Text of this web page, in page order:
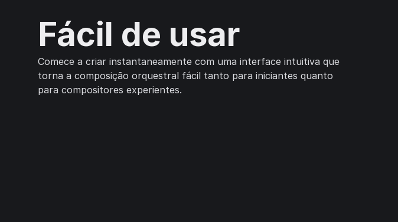
Fácil de usar
Comece a criar instantaneamente com uma interface intuitiva que
torna a composição orquestral fácil tanto para iniciantes quanto
para compositores experientes.